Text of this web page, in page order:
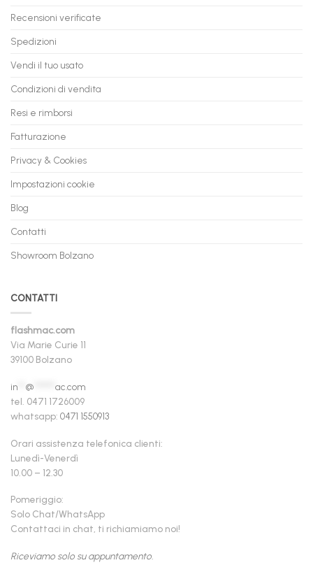
Recensioni verificate
Spedizioni
Vendi il tuo usato
Condizioni di vendita
Resi e rimborsi
Fatturazione
Privacy & Cookies
Impostazioni cookie
Blog
Contatti
Showroom Bolzano
CONTATTI
flashmac.com
Via Marie Curie 11
39100 Bolzano
in @
ac.com
tel. 0471 1726009
whatsapp: 0471 1550913
Orari assistenza telefonica clienti:
Lunedì-Venerdì
10.00 – 12.30
Pomeriggio:
Solo Chat/WhatsApp
Contattaci in chat, ti richiamiamo noi!
Riceviamo solo su appuntamento.